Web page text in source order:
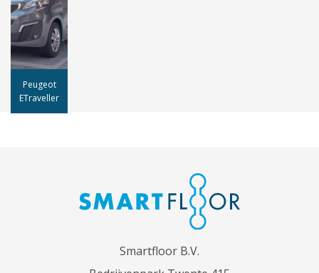
Peugeot
ETraveller
Smartfloor B.V.